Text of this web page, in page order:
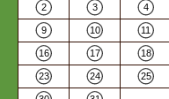
2 3 4
9 10 11
16 17 18
23 24 25